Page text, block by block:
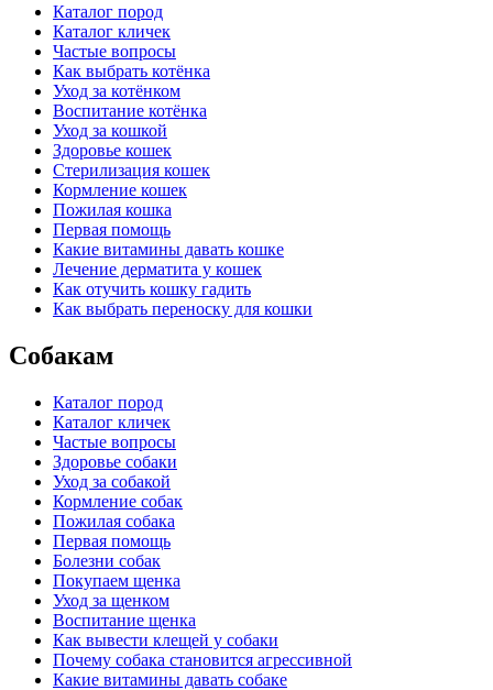
Каталог пород
Каталог кличек
Частые вопросы
Как выбрать котёнка
Уход за котёнком
Воспитание котёнка
Уход за кошкой
Здоровье кошек
Стерилизация кошек
Кормление кошек
Пожилая кошка
Первая помощь
Какие витамины давать кошке
Лечение дерматита у кошек
Как отучить кошку гадить
Как выбрать переноску для кошки
Собакам
Каталог пород
Каталог кличек
Частые вопросы
Здоровье собаки
Уход за собакой
Кормление собак
Пожилая собака
Первая помощь
Болезни собак
Покупаем щенка
Уход за щенком
Воспитание щенка
Как вывести клещей у собаки
Почему собака становится агрессивной
Какие витамины давать собаке